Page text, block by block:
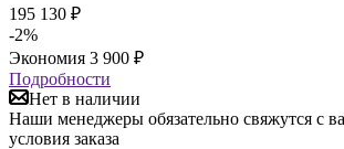
195 130 ₽
-2%
Экономия 3 900 ₽
Подробности
Нет в наличии
Наши менеджеры обязательно свяжутся с
условия заказа